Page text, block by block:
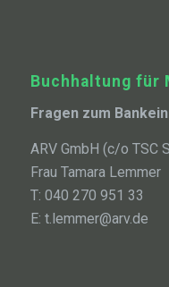
Buchhaltung für
Fragen zum
ARV GmbH (c/o TSC
Frau Tamara Lemmer
T: 040 270 951 33
E: t.lemmer@arv.de